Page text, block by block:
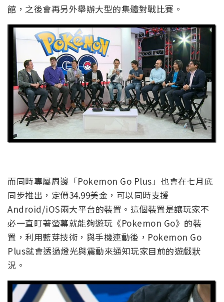
館，之後會再另外舉辦大型的集體對戰比賽。
而同時專屬周邊「Pokemon Go Plus」也會在七月底
同步推出，定價34.99美金，可以同時支援
Android/iOS兩大平台的裝置。這個裝置是讓玩家不
必一直盯著螢幕就能夠遊玩《Pokemon Go》的裝
置，利用藍芽技術，與手機連動後，Pokemon Go
Plus就會透過燈光與震動來通知玩家目前的遊戲狀
況。